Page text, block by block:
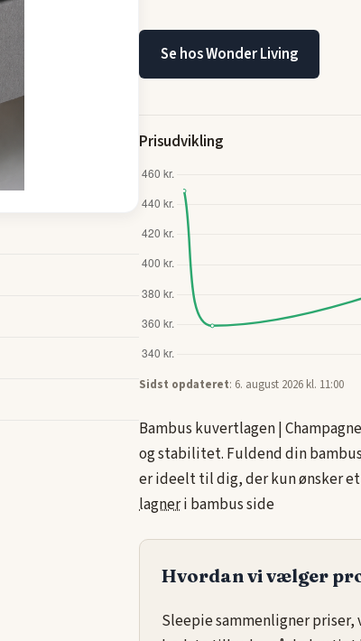
Se hos Wonder Living
Prisudvikling
Sidst opdateret: 6. august 2026 kl. 11:00
Bambus kuvertlagen |
og stabilitet. Fuldend din
er ideelt til dig, der kun ønsker
lagneri bambus side
Hvordan vi vælger
Sleepie sammenligner